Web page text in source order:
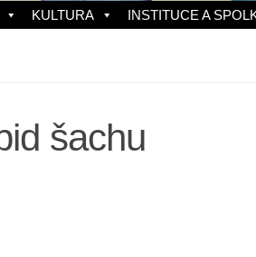
KULTURA INSTITUCE A
šachu